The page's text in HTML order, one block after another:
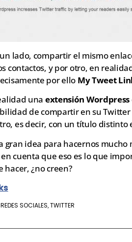
lado, compartir el mismo
contactos, y por otro, en
por ello My Tweet
una extensión Wordpress
de compartir en su
es decir, con un título
gran idea para hacernos mucho
cuenta que eso es lo que
hacer, ¿no creen?
REDES SOCIALES, TWITTER